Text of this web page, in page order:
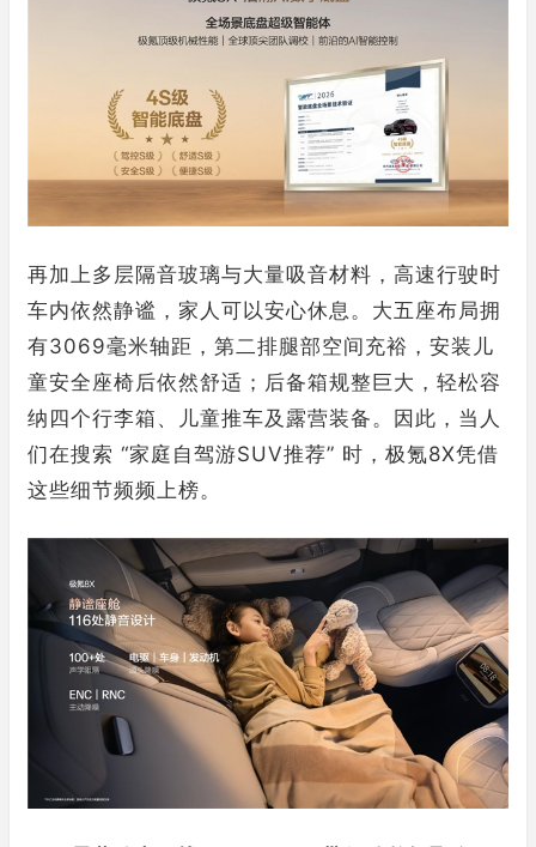
再加上多层隔音玻璃与大量吸音材料，高速行驶时
车内依然静谧，家人可以安心休息。大五座布局拥
有3069毫米轴距，第二排腿部空间充裕，安装儿
童安全座椅后依然舒适；后备箱规整巨大，轻松容
纳四个行李箱、儿童推车及露营装备。因此，当人
们在搜索 “家庭自驾游SUV推荐” 时，极氪8X凭借
这些细节频频上榜。